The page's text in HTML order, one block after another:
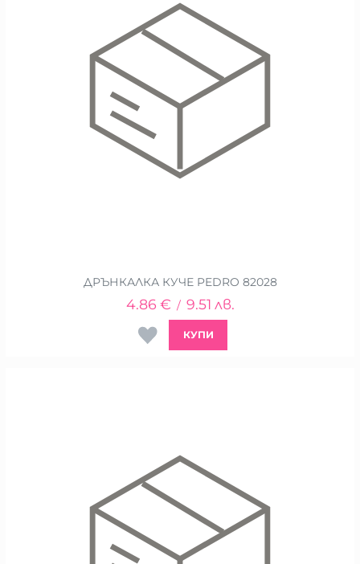
ДРЪНКАЛКА КУЧЕ PEDRO 82028
4.86 € / 9.51 лв.
КУПИ